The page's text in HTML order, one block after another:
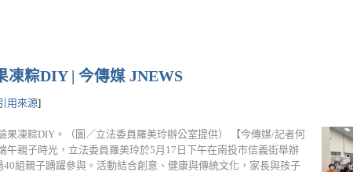
凍粽DIY | 今傳媒 JNEWS
用來源]
凍粽DIY。（圖／立法委員羅美玲辦公室提供） 【今傳媒/記者何
午親子時光，立法委員羅美玲於5月17日下午在南投市信義街舉辦
40組親子踴躍參與。活動結合創意、健康與傳統文化，家長與孩子